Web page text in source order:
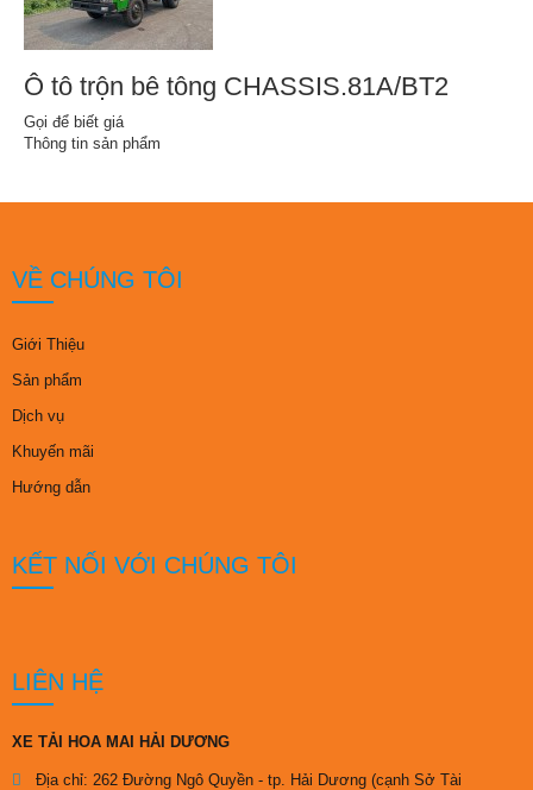
Ô tô trộn bê tông CHASSIS.81A/BT2
Gọi để biết giá
Thông tin sản phẩm
VỀ CHÚNG TÔI
Giới Thiệu
Sản phẩm
Dịch vụ
Khuyến mãi
Hướng dẫn
KẾT NỐI VỚI CHÚNG TÔI
LIÊN HỆ
XE TẢI HOA MAI HẢI DƯƠNG
Địa chỉ: 262 Đường Ngô Quyền - tp. Hải Dương (cạnh Sở Tài